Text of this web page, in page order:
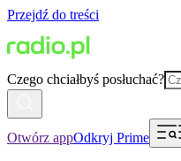
Przejdź do treści
Czego chciałbyś posłuchać?
Otwórz appOdkryj Prime